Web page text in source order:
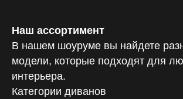
Наш ассортимент
В нашем шоуруме вы найдете
модели, которые подходят для
интерьера.
Категории диванов
Ежедневно 10:00–20:00
ТВК «Элитстрой Материалы»